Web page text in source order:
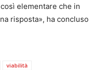
elementare che in
risposta», ha concluso
viabilità